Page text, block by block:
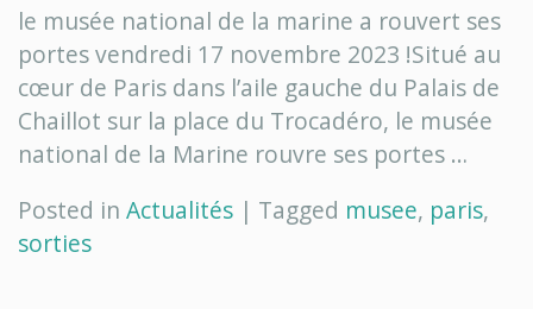
musée
de
la
Marine
fait
neuve
le musée national de la marine a rouvert ses
portes vendredi 17 novembre 2023 !Situé au
cœur de Paris dans l’aile gauche du Palais de
Chaillot sur la place du Trocadéro, le musée
national de la Marine rouvre ses portes …
Posted in Actualités | Tagged musee, paris,
sorties